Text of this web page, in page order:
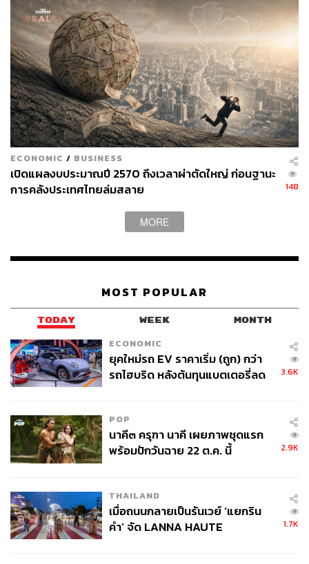
ECONOMIC / BUSINESS
เปิดแผลงบประมาณปี 2570 ถึงเวลาผ่าตัดใหญ่ ก่อนฐานะ
การคลังประเทศไทยล่มสลาย
148
MORE
MOST POPULAR
TODAY WEEK MONTH
ECONOMIC
ยุคใหม่รถ EV ราคาเริ่ม (ถูก) กว่า
รถไฮบริด หลังต้นทุนแบตเตอรี่ลด
3.6K
POP
นาคี๓ ครุฑา นาคี เผยภาพชุดแรก
พร้อมปักวันฉาย 22 ต.ค. นี้
2.9K
THAILAND
เมื่อถนนกลายเป็นรันเวย์ ‘แยกริน
คำ’ จัด LANNA HAUTE
1.7K